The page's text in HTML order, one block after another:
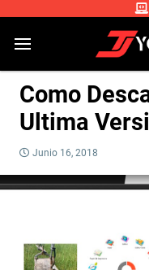
Como
Ultima
Junio 16, 2018